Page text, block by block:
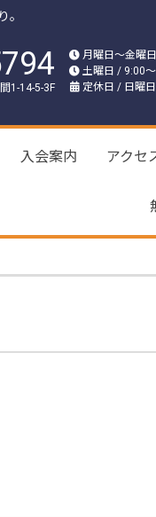
。
1-14-5-3F
月曜日〜金曜
土曜日 / 9:00
定休日 / 日曜
入会案内 アクセ